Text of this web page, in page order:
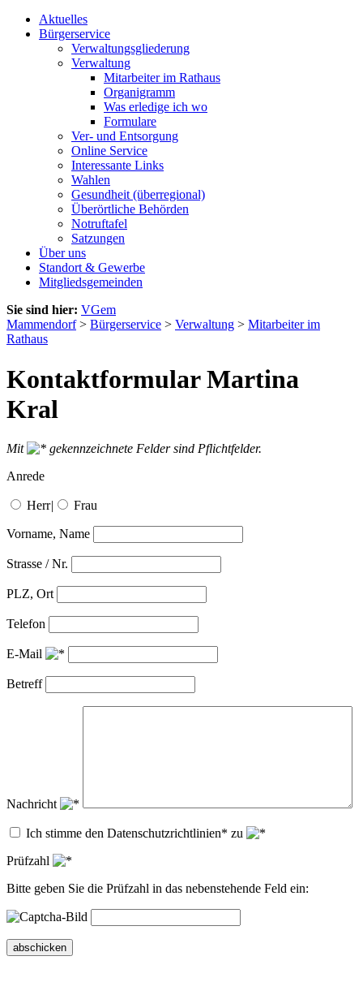
Aktuelles
Bürgerservice
Verwaltungsgliederung
Verwaltung
Mitarbeiter im Rathaus
Organigramm
Was erledige ich wo
Formulare
Ver- und Entsorgung
Online Service
Interessante Links
Wahlen
Gesundheit (überregional)
Überörtliche Behörden
Notruftafel
Satzungen
Über uns
Standort & Gewerbe
Mitgliedsgemeinden
Sie sind hier: VGem
Mammendorf> Bürgerservice > Verwaltung > Mitarbeiter im
Rathaus
Kontaktformular Martina
Kral
Mit
gekennzeichnete Felder sind Pflichtfelder.
Anrede
Herr| Frau
Vorname, Name
Strasse / Nr.
PLZ, Ort
Telefon
E-Mail
Betreff
Nachricht
Ich stimme den Datenschutzrichtlinien* zu
Prüfzahl
Bitte geben Sie die Prüfzahl in das nebenstehende Feld ein:
abschicken